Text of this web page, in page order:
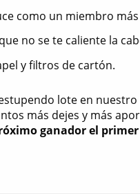
como un miembro
no se te caliente la
y filtros de cartón.
lote en
más dejes y más
ganador el